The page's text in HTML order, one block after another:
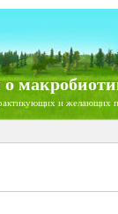
и желающих